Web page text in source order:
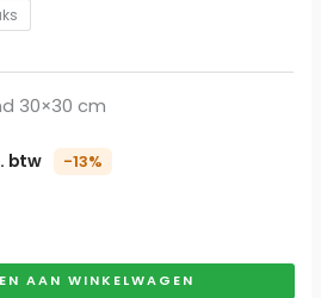
30×30 cm
btw -13%
AAN WINKELWAGEN